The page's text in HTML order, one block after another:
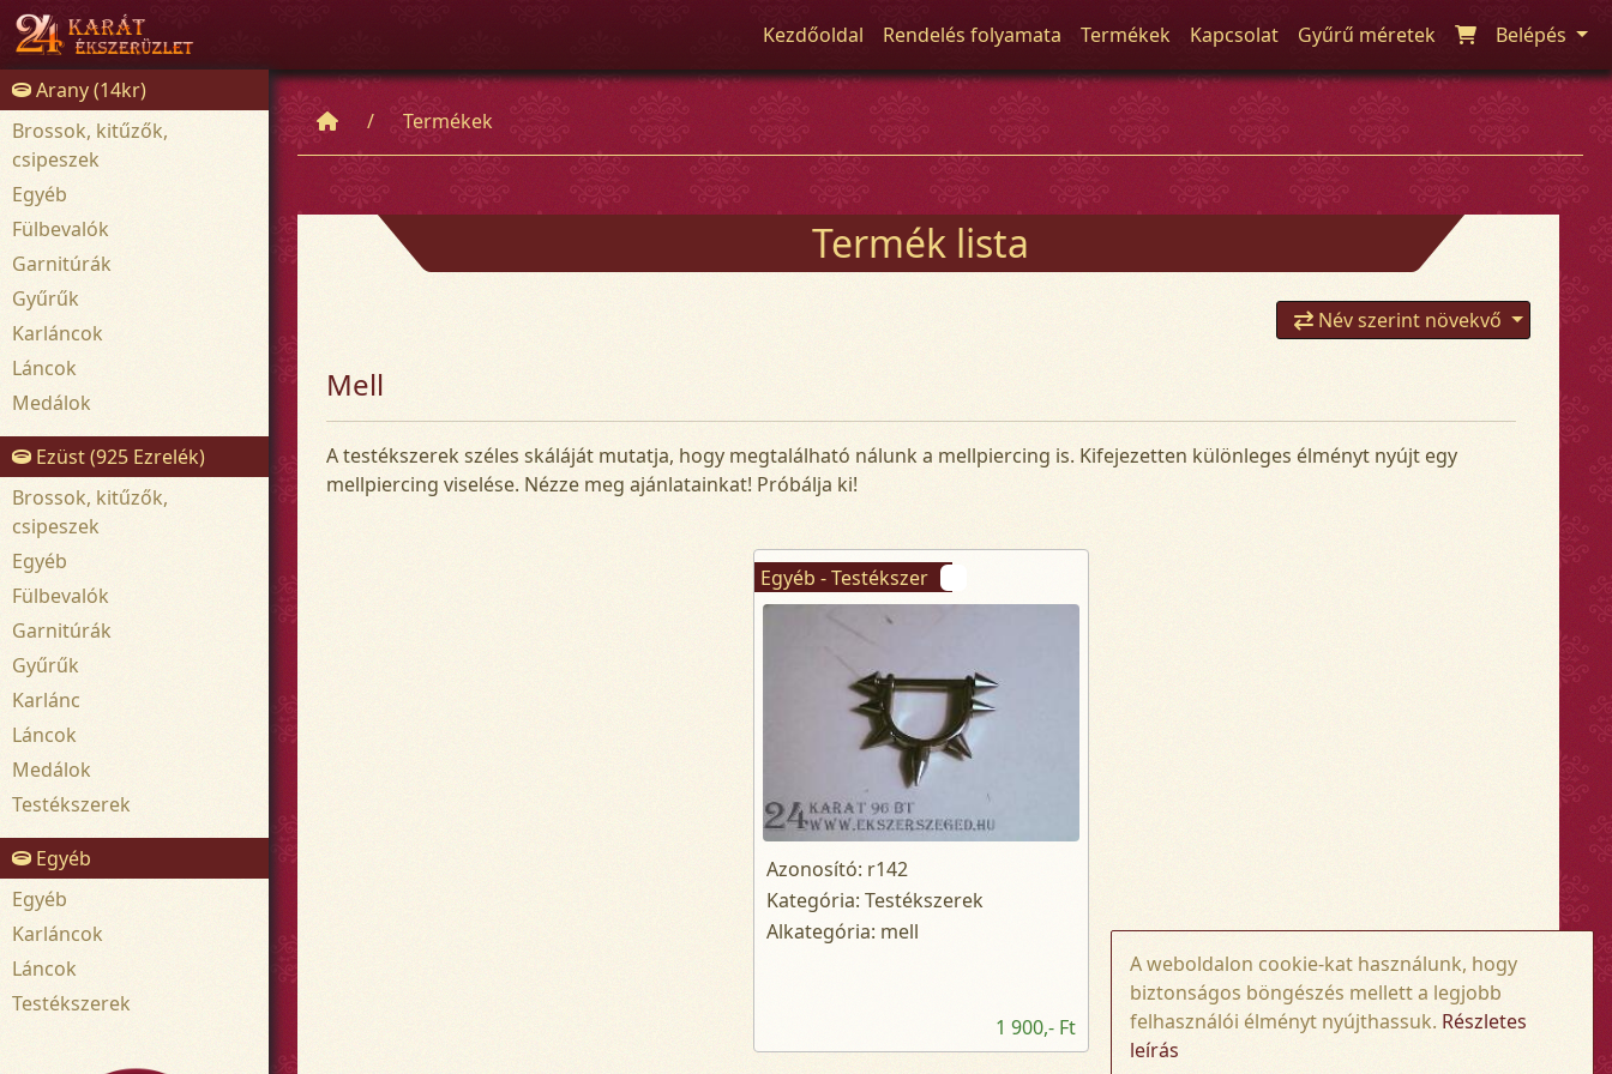
Kezdőoldal Rendelés folyamata Termékek Kapcsolat Gyűrű méretek Belépés
Arany (14kr)
Brossok, kitűzők,
csipeszek
Egyéb
Fülbevalók
Garnitúrák
Gyűrűk
Karláncok
Láncok
Medálok
Ezüst (925 Ezrelék)
Brossok, kitűzők,
csipeszek
Egyéb
Fülbevalók
Garnitúrák
Gyűrűk
Karlánc
Láncok
Medálok
Testékszerek
Egyéb
Egyéb
Karláncok
Láncok
Testékszerek
Termékek
Termék lista
Név szerint növekvő
Mell
A testékszerek széles skáláját mutatja, hogy megtalálható nálunk a mellpiercing is. Kifejezetten különleges élményt nyújt egy
mellpiercing viselése. Nézze meg ajánlatainkat! Próbálja ki!
Egyéb - Testékszer
Azonosító: r142
Kategória: Testékszerek
Alkategória: mell
1 900,- Ft
A weboldalon cookie-kat használunk, hogy
biztonságos böngészés mellett a legjobb
felhasználói élményt nyújthassuk. Részletes
leírás